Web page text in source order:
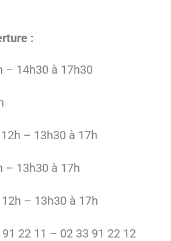
:
– 14h30 à 17h30
– 13h30 à 17h
– 13h30 à 17h
– 13h30 à 17h
22 11 – 02 33 91 22 12